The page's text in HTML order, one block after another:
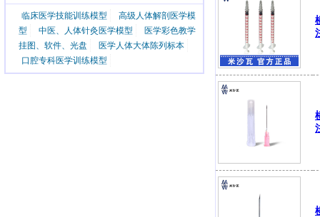
临床医学技能训练模型
高级人体解剖医学模
型
中医、人体针灸医学模型
医学彩色教学
挂图、软件、光盘
医学人体大体陈列标本
口腔专科医学训练模型